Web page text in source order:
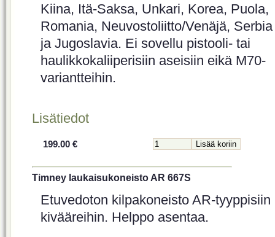
Kiina, Itä-Saksa, Unkari, Korea, Puola,
Romania, Neuvostoliitto/Venäjä, Serbia
ja Jugoslavia. Ei sovellu pistooli- tai
haulikkokaliiperisiin aseisiin eikä M70-
variantteihin.
Lisätiedot
199.00 €
Timney laukaisukoneisto AR 667S
Etuvedoton kilpakoneisto AR-tyyppisiin
kivääreihin. Helppo asentaa.